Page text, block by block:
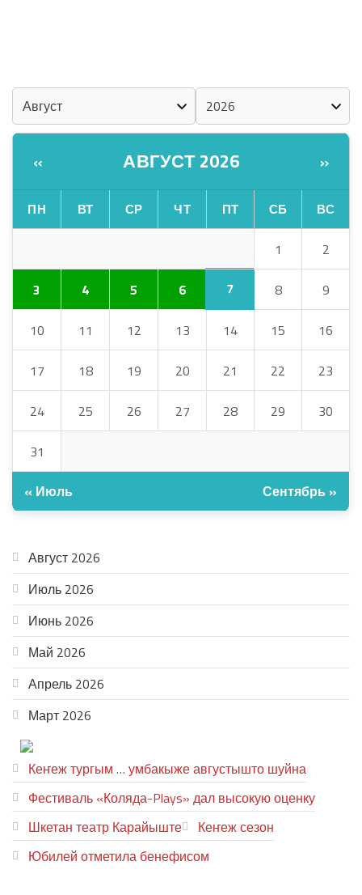
« АВГУСТ 2026 »
ПН ВТ СР ЧТ ПТ СБ ВС
1 2
3 4 5 6 7 8 9
10 11 12 13 14 15 16
17 18 19 20 21 22 23
24 25 26 27 28 29 30
31
« Июль Сентябрь »
Август 2026
Июль 2026
Июнь 2026
Май 2026
Апрель 2026
Март 2026
Кеҥеж тургым … умбакыже августышто шуйна
Фестиваль «Коляда-Plays» дал высокую оценку
Шкетан театр Карайыште
Кеҥеж сезон
Юбилей отметила бенефисом